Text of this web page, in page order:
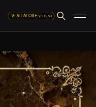
VISITATORE·v1.0.69